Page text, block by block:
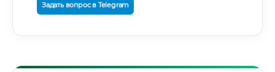
Задать вопрос в Telegram